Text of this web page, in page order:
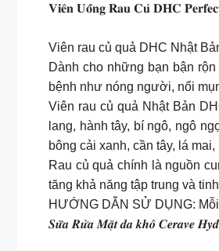
𝐕𝐢𝐞̂𝐧 𝐔𝐨̂́𝐧𝐠 𝐑𝐚𝐮 𝐂𝐮̉ 𝐃𝐇𝐂
Viên rau củ quả DHC Nhật
Dành cho những bạn bận
bệnh như nóng người, nổi
Viên rau củ quả Nhật Bản
lang, hành tây, bí ngô, ngô
bông cải xanh, cần tây, lá
Rau củ quả chính là nguồn
tăng khả năng tập trung và
HƯỚNG DẪN SỬ DỤNG:
𝑺𝒖̛̃𝒂 𝑹𝒖̛̉𝒂 𝑴𝒂̣̆𝒕 𝒅𝒂 𝒌𝒉𝒐̂ 𝑪𝒆𝒓𝒂𝒗𝒆